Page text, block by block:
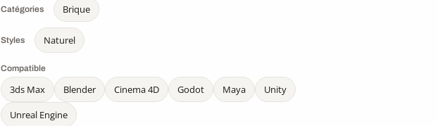
Catégories Brique
Styles Naturel
Compatible
3ds Max Blender Cinema 4D Godot Maya
Unity
Unreal Engine